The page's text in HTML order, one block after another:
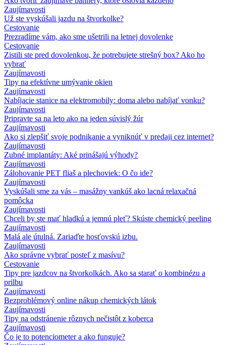
Zaujímavosti
Už ste vyskúšali jazdu na štvorkolke?
Cestovanie
Prezradíme vám, ako sme ušetrili na letnej dovolenke
Cestovanie
Zistili ste pred dovolenkou, že potrebujete strešný box? Ako ho
vybrať
Zaujímavosti
Tipy na efektívne umývanie okien
Zaujímavosti
Nabíjacie stanice na elektromobily: doma alebo nabíjať vonku?
Zaujímavosti
Pripravte sa na leto ako na jeden súvislý žúr
Zaujímavosti
Ako si zlepšiť svoje podnikanie a vyniknúť v predaji cez internet?
Zaujímavosti
Zubné implantáty: Aké prinášajú výhody?
Zaujímavosti
Zálohovanie PET fliaš a plechoviek: O čo ide?
Zaujímavosti
Vyskúšali sme za vás – masážny vankúš ako lacná relaxačná
pomôcka
Zaujímavosti
Chceli by ste mať hladkú a jemnú pleť? Skúste chemický peeling
Zaujímavosti
Malá ale útulná. Zariaďte hosťovskú izbu.
Zaujímavosti
Ako správne vybrať posteľ z masívu?
Cestovanie
Tipy pre jazdcov na štvorkolkách. Ako sa starať o kombinézu a
prilbu
Zaujímavosti
Bezproblémový online nákup chemických látok
Zaujímavosti
Tipy na odstránenie rôznych nečistôt z koberca
Zaujímavosti
Čo je to potenciometer a ako funguje?